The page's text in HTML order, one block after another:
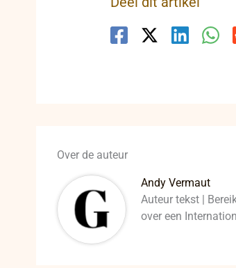
Over de auteur
Andy Vermaut
Auteur tekst |
over een